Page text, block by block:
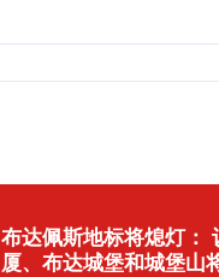
布达佩斯地标将熄灯：
厦、布达城堡和城堡山